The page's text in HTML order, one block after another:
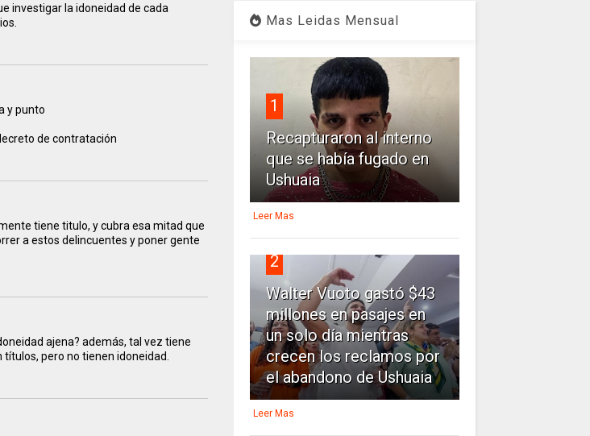
investigar la idoneidad de cada
y punto
de contratación
tiene titulo, y cubra esa mitad que
a estos delincuentes y poner gente
ajena? además, tal vez tiene
pero no tienen idoneidad.
Mas Leidas Mensual
1
Recapturaron al interno
que se había fugado en
Ushuaia
Leer Mas
2
Walter Vuoto gastó $43
millones en pasajes en
un solo día mientras
crecen los reclamos por
el abandono de Ushuaia
Leer Mas